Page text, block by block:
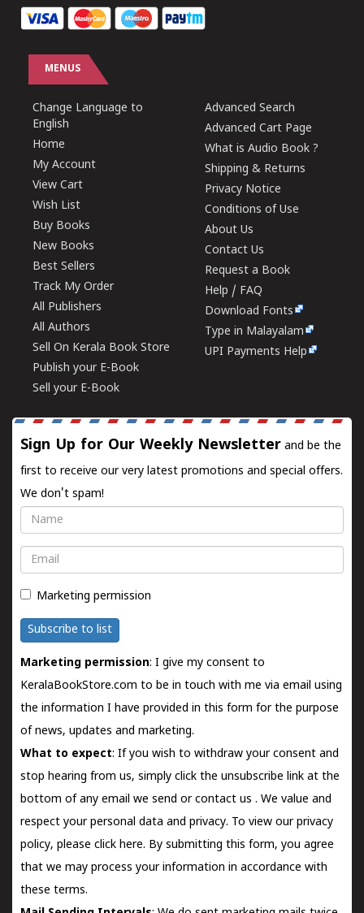
MENUS
Change Language to
English
Home
My Account
View Cart
Wish List
Buy Books
New Books
Best Sellers
Track My Order
All Publishers
All Authors
Sell On Kerala Book Store
Publish your E-Book
Sell your E-Book
Advanced Search
Advanced Cart Page
What is Audio Book ?
Shipping & Returns
Privacy Notice
Conditions of Use
About Us
Contact Us
Request a Book
Help / FAQ
Download Fonts
Type in Malayalam
UPI Payments Help
Sign Up for Our Weekly Newsletter and be the
first to receive our very latest promotions and special offers.
We don't spam!
Name
Email
Marketing permission
Subscribe to list
Marketing permission: I give my consent to
KeralaBookStore.com to be in touch with me via email using
the information I have provided in this form for the purpose
of news, updates and marketing.
What to expect: If you wish to withdraw your consent and
stop hearing from us, simply click the unsubscribe link at the
bottom of any email we send orcontact us . We value and
respect your personal data and privacy. To view our privacy
policy, please click here. By submitting this form, you agree
that we may process your information in accordance with
these terms.